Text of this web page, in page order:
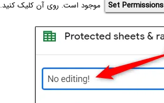
Set Permissions موجود است. روی آن کلیک کنید.